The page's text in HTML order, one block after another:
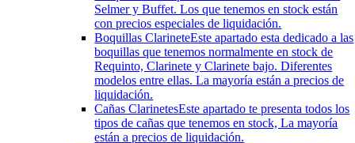
Selmer y Buffet. Los que tenemos en stock están
con precios especiales de liquidación.
Boquillas ClarineteEste apartado esta dedicado a las
boquillas que tenemos normalmente en stock de
Requinto, Clarinete y Clarinete bajo. Diferentes
modelos entre ellas. La mayoría están a precios de
liquidación.
Cañas ClarinetesEste apartado te presenta todos los
tipos de cañas que tenemos en stock, La mayoría
están a precios de liquidación.